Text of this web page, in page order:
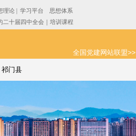
全国党建网站联盟>>
祁门县